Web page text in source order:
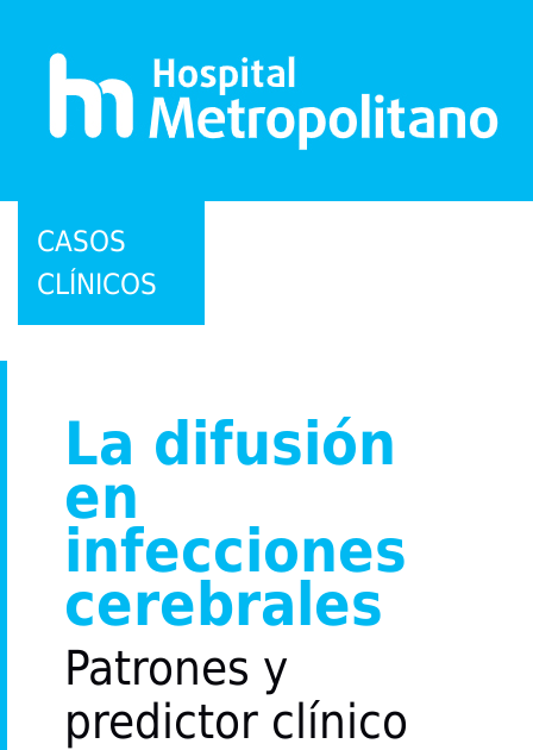
CASOS
CLÍNICOS
La difusión
en
infecciones
cerebrales
Patrones y
predictor clínico